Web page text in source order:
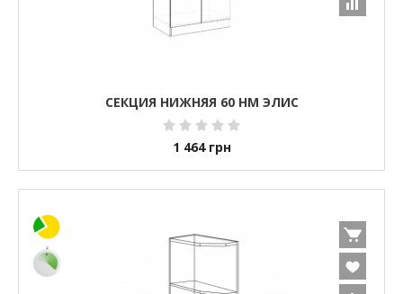
СЕКЦИЯ НИЖНЯЯ 60 НМ ЭЛИС
1 464 грн